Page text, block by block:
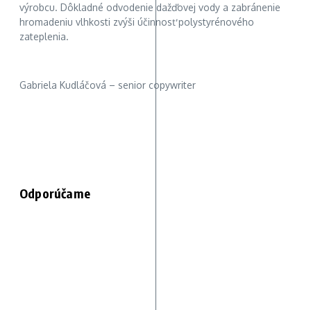
výrobcu. Dôkladné odvodenie dažďovej vody a zabránenie
hromadeniu vlhkosti zvýši účinnosť polystyrénového
zateplenia.
Gabriela Kudláčová – senior copywriter
Odporúčame